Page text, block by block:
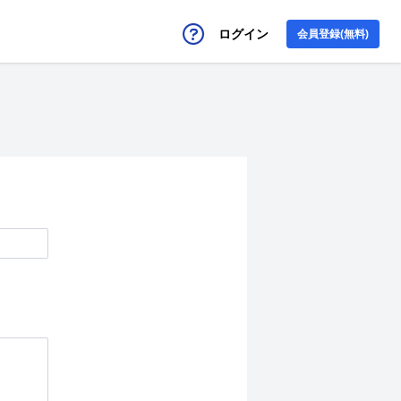
ログイン 会員登録(無料)